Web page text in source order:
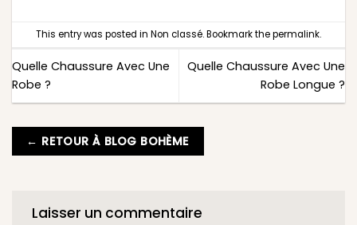
This entry was posted in Non classé. Bookmark thepermalink.
Quelle Chaussure Avec Une
Robe ?
Quelle Chaussure Avec Une
Robe Longue ?
← RETOUR À BLOG BOHÈME
Laisser un commentaire